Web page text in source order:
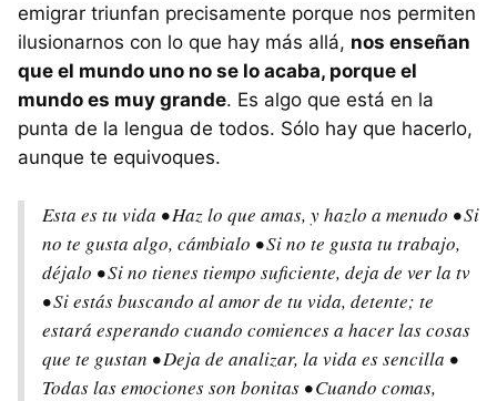
emigrar triunfan precisamente porque nos permiten
ilusionarnos con lo que hay más allá, nos enseñan
que el mundo uno no se lo acaba, porque el
mundo es muy grande. Es algo que está en la
punta de la lengua de todos. Sólo hay que hacerlo,
aunque te equivoques.
Esta es tu vida • Haz lo que amas, y hazlo a menudo • Si
no te gusta algo, cámbialo • Si no te gusta tu trabajo,
déjalo • Si no tienes tiempo suficiente, deja de ver la tv
• Si estás buscando al amor de tu vida, detente; te
estará esperando cuando comiences a hacer las cosas
que te gustan • Deja de analizar, la vida es sencilla •
Todas las emociones son bonitas • Cuando comas,